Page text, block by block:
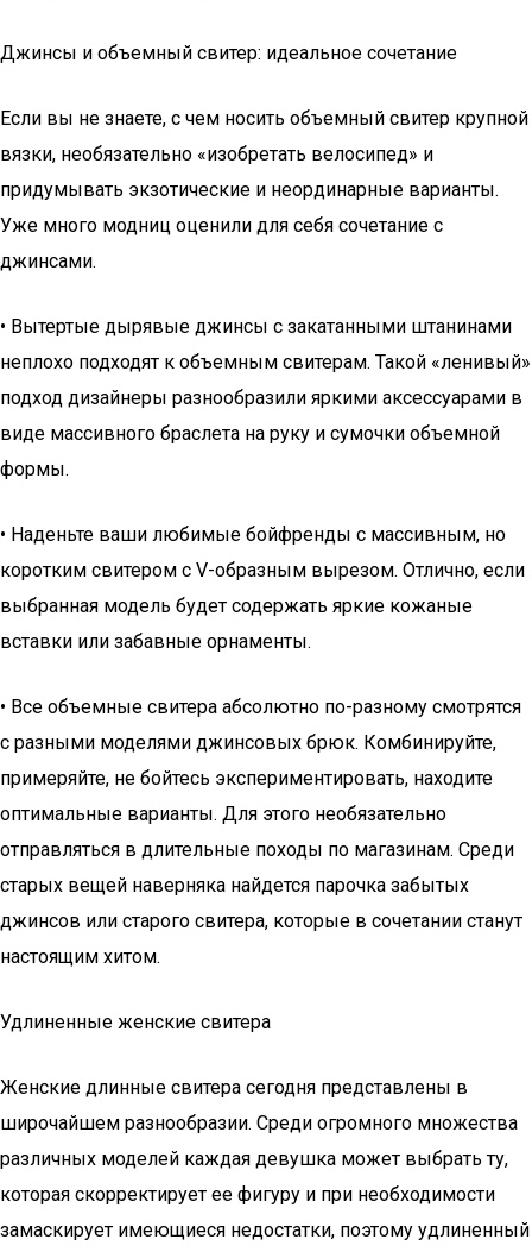
Джинсы и объемный свитер: идеальное сочетание
Если вы не знаете, с чем носить объемный свитер крупной
вязки, необязательно «изобретать велосипед» и
придумывать экзотические и неординарные варианты.
Уже много модниц оценили для себя сочетание с
джинсами.
• Вытертые дырявые джинсы с закатанными штанинами
неплохо подходят к объемным свитерам. Такой «ленивый»
подход дизайнеры разнообразили яркими аксессуарами в
виде массивного браслета на руку и сумочки объемной
формы.
• Наденьте ваши любимые бойфренды с массивным, но
коротким свитером с V-образным вырезом. Отлично, если
выбранная модель будет содержать яркие кожаные
вставки или забавные орнаменты.
• Все объемные свитера абсолютно по-разному смотрятся
с разными моделями джинсовых брюк. Комбинируйте,
примеряйте, не бойтесь экспериментировать, находите
оптимальные варианты. Для этого необязательно
отправляться в длительные походы по магазинам. Среди
старых вещей наверняка найдется парочка забытых
джинсов или старого свитера, которые в сочетании станут
настоящим хитом.
Удлиненные женские свитера
Женские длинные свитера сегодня представлены в
широчайшем разнообразии. Среди огромного множества
различных моделей каждая девушка может выбрать ту,
которая скорректирует ее фигуру и при необходимости
замаскирует имеющиеся недостатки, поэтому удлиненный